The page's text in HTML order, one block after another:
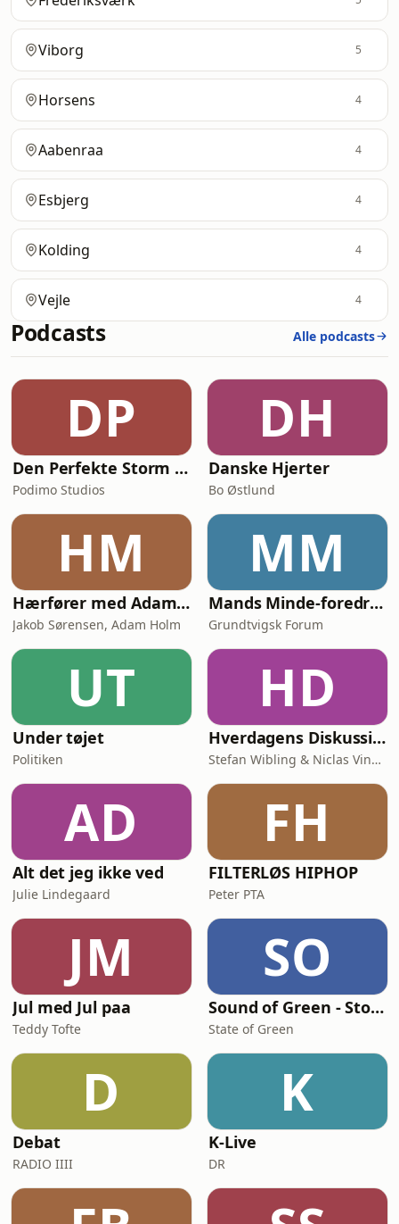
Viborg 5
Horsens 4
Aabenraa 4
Esbjerg 4
Kolding 4
Vejle 4
Podcasts Alle podcasts
DP
Den Perfekte Storm - Den store samtale om AI
Podimo Studios
DH
Danske Hjerter
Bo Østlund
HM
Hærfører med Adam Holm
Jakob Sørensen, Adam Holm
MM
Mands Minde-foredrag
Grundtvigsk Forum
UT
Under tøjet
Politiken
HD
Hverdagens Diskussioner
Stefan Wibling & Niclas Vingaard
AD
Alt det jeg ikke ved
Julie Lindegaard
FH
FILTERLØS HIPHOP
Peter PTA
JM
Jul med Jul paa
Teddy Tofte
SO
Sound of Green - Stories from Denmark's green transition
State of Green
D
Debat
RADIO IIII
K
K-Live
DR